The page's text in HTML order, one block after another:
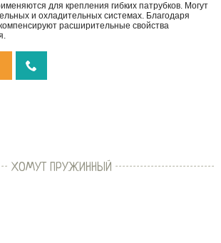
для крепления гибких патрубков. Могут
и охладительных системах. Благодаря
расширительные свойства
ХОМУТ ПРУЖИННЫЙ